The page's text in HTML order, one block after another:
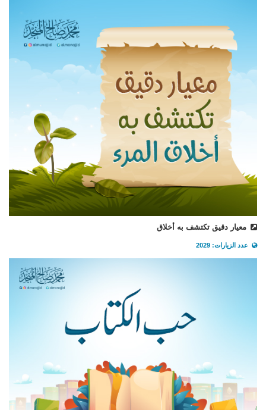
معيار دقيق تكتشف به أخلاق
عدد الزيارات: 2029